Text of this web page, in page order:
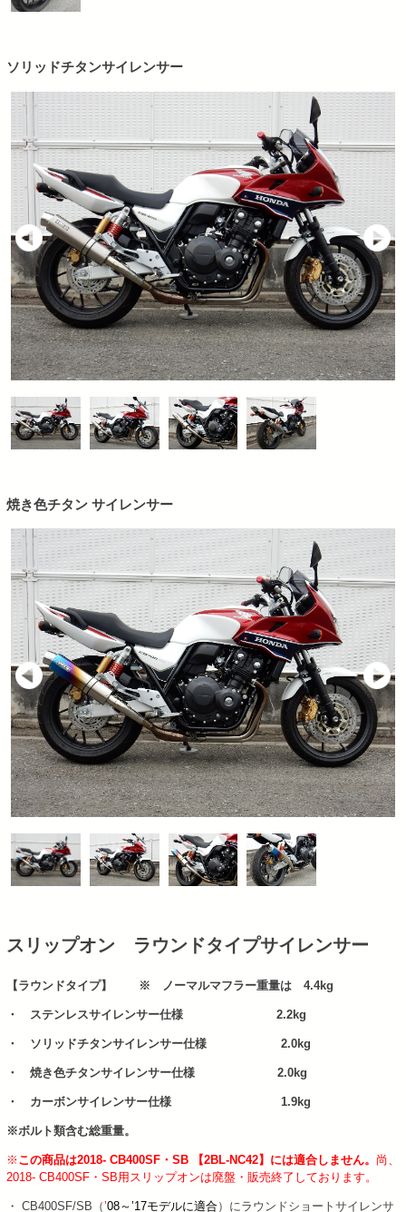
ソリッドチタンサイレンサー
焼き色チタン サイレンサー
スリップオン ラウンドタイプサイレンサー
【ラウンドタイプ】 ※ ノーマルマフラー重量は 4.4kg
・ ステンレスサイレンサー仕様 2.2kg
・ ソリッドチタンサイレンサー仕様 2.0kg
・ 焼き色チタンサイレンサー仕様 2.0kg
・ カーボンサイレンサー仕様 1.9kg
※ボルト類含む総重量。
※ この商品は2018- CB400SF・SB 【2BL-NC42】には適合しません。 尚、
2018- CB400SF・SB用スリップオンは廃盤・販売終了しております。
・ CB400SF/SB（’08～’17モデルに適合）にラウンドショートサイレンサ